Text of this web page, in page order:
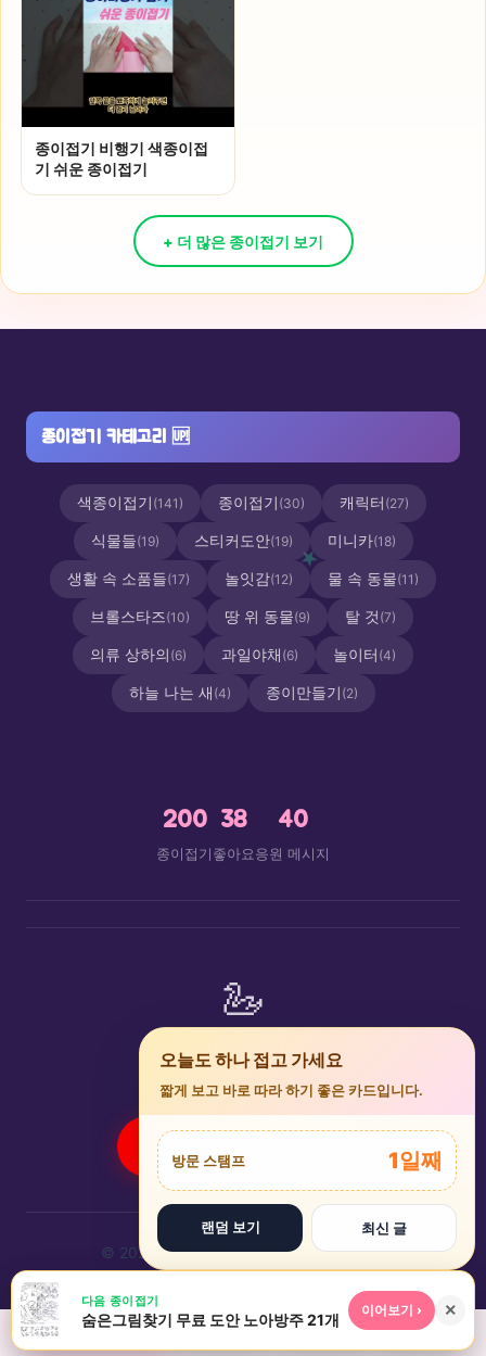
오늘도 하나 접고 가세요
짧게 보고 바로 따라 하기 좋은 카드입니다.
방문 스탬프 1일째
랜덤 보기 최신 글
+
앱 설치 인기 놀이터
⌕
검색
🌸
종이접기 비행기 색종이접
기 쉬운 종이접기
+ 더 많은 종이접기 보기
종이접기 카테고리 🆙
색종이접기 (141) 종이접기 (30) 캐릭터 (27)
식물들(19) 스티커도안(19) 미니카(18)
생활 속 소품들(17) 놀잇감(12) 물 속 동물(11)
브롤스타즈(10) 땅 위 동물(9) 탈 것 (7)
의류 상하의 (6) 과일야채 (6) 놀이터 (4)
하늘 나는 새 (4) 종이만들기 (2)
200
종이접기
38
좋아요
40
응원 메시지
🦢
작은슥슥이
종이접기 전문 커뮤니티 플랫폼
© 2026 작은슥슥이. All Rights Reserved.
다음 종이접기
숨은그림찾기 무료 도안 노아방주 21개
이어보기 › ×